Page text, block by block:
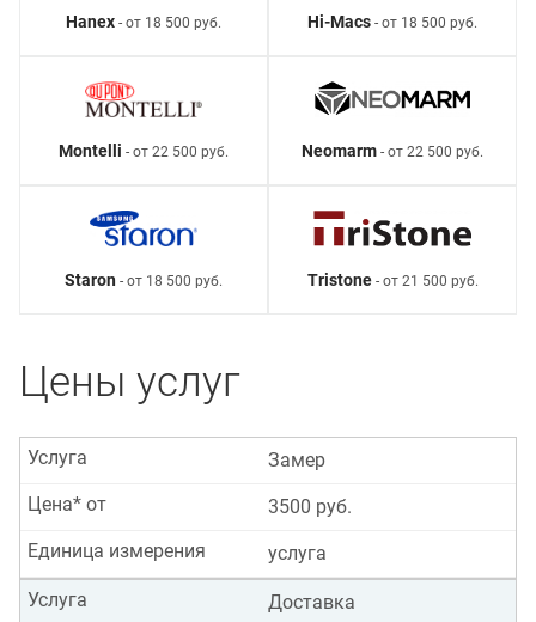
Hanex - от 18 500 руб. Hi-Macs - от 18 500 руб.
Montelli - от 22 500 руб. Neomarm - от 22 500 руб.
Staron - от 18 500 руб. Tristone- от 21 500 руб.
Цены услуг
Замер
Услуга
3500 руб.
Цена* от
услуга
Единица измерения
Доставка
Услуга